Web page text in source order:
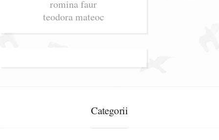
romina faur
teodora mateoc
Categorii